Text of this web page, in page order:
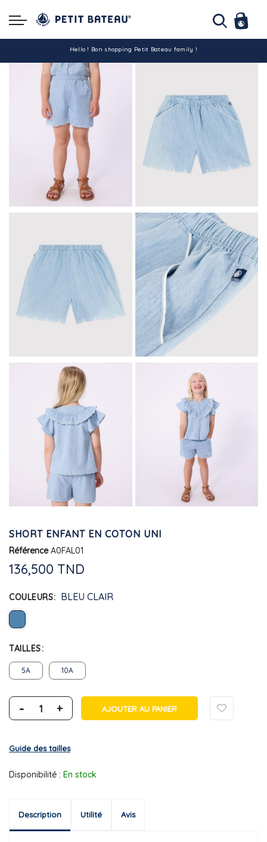
Hello ! Bon shopping Petit Bateau family !
La livraison est assurée partout en Tunisie !
-10% pour tout paiement par carte bancaire (hors promo)
SHORT ENFANT EN COTON UNI
Référence A0FAL01
136,500 TND
COULEURS BLEU CLAIR
TAILLES
5A 10A
- + AJOUTER AU PANIER
Guide des tailles
Disponibilité : En stock
Description Utilité Avis